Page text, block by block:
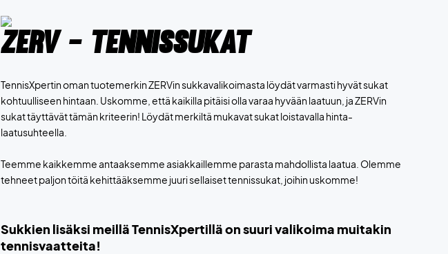
ZERV - Tennissukat
TennisXpertin oman tuotemerkin ZERVin sukkavalikoimasta löydät varmasti hyvät sukat
kohtuulliseen hintaan. Uskomme, että kaikilla pitäisi olla varaa hyvään laatuun, ja ZERVin
sukat täyttävät tämän kriteerin! Löydät merkiltä mukavat sukat loistavalla hinta-
laatusuhteella.
Teemme kaikkemme antaaksemme asiakkaillemme parasta mahdollista laatua. Olemme
tehneet paljon töitä kehittääksemme juuri sellaiset tennissukat, joihin uskomme!
Sukkien lisäksi meillä TennisXpertillä on suuri valikoima muitakin
tennisvaatteita!